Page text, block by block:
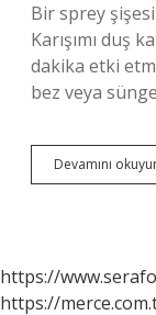
Bir sprey
Karışımı duş
dakika etki
bez veya
Devamını
https://
https://